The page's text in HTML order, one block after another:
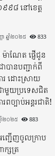
៩៩៨ នៅខេត្ត
ា ឆ្នាំ២០២៥​ 833
ណែត ផ្ញើជូន
ាបានបញ្ជាក់ពី
ារ ដោះស្រាយ
ាមួយប្រទេសជិត
ពច្បាប់អន្តរជាតិ!
ាំ២០២៥​ 883
ញ្ជើញចូលក្រាប
ក្សត្រ